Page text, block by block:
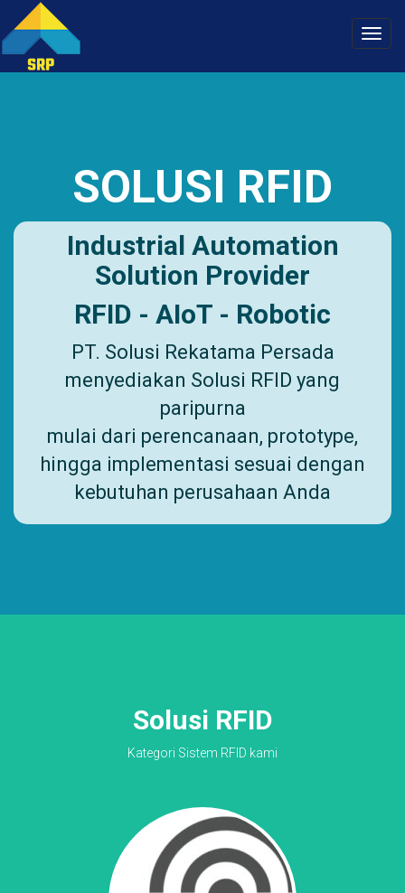
SOLUSI RFID
Industrial Automation
Solution Provider
RFID - AIoT - Robotic
PT. Solusi Rekatama Persada
menyediakan Solusi RFID yang
paripurna
mulai dari perencanaan, prototype,
hingga implementasi sesuai dengan
kebutuhan perusahaan Anda
Solusi RFID
Kategori Sistem RFID kami